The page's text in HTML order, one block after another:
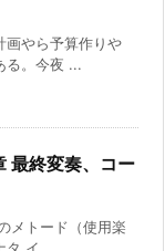
画やら予算作りや
る。今夜 ...
最終変奏、コー
メトード（使用楽